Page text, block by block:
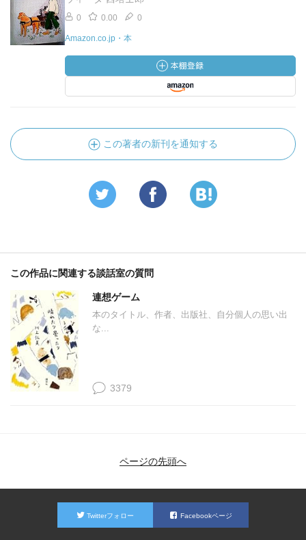
0 0.00 0
Amazon.co.jp・本
この著者の新刊を通知する
この作品に関連する談話室の質問
連想ゲーム
本のタイトル、作者、出版社、自分個人の思い出
な...
3379
ページの先頭へ
Twitterフォロー Facebookページ